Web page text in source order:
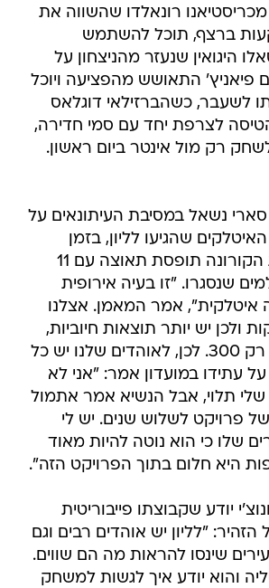
רונאלדו שהשווה את
ברצף, תוכל להשתמש
היגואין שנעזר מהניצחון על
פיאניץ' התאושש מהפציעה ויוכל
לשעבר, כשהברזילאי דוגלאס
לצרפת יחד עם סמי חדירה,
רק מול אינטר ביום ראשון.
סארי נשאל במסיבת העיתונאים על
האיטלקים שהגיעו לליון, בזמן
שבאיטליה בהלת הקורונה תופסת תאוצה עם 11
שנסגרו. "זו בעיה אירופית
איטלקית", אמר המאמן. אצלנו
בדיקות ולכן יש יותר תוצאות חיוביות,
בעוד בצרפת היו רק 300. לכן, לאוהדים שלנו יש כל
על עתידו במועדון אמר: "אני לא
שלי תלוי, אבל הנשיא אמר אתמול
פרויקט לשלוש שנים. יש לי
שלו כי הוא נוטה להיות מאוד
היא חלום בתוך הפרויקט הזה".
יודע שקבוצתו פייבוריטית
"לליון יש אוהדים רבים וגם
שינסו להראות מה הם שווים.
והוא יודע איך לגשות למשחק